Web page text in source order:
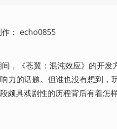
： echo0855
，《苍翼：混沌效应》的开
力的话题。但谁也没有想到，
颇具戏剧性的历程背后有着怎